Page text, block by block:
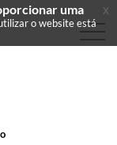
uma
o website está
x